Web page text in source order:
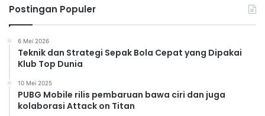
Postingan Populer
6 Mei 2026
Teknik dan Strategi Sepak Bola Cepat yang Dipakai
Klub Top Dunia
10 Mei 2025
PUBG Mobile rilis pembaruan bawa ciri dan juga
kolaborasi Attack on Titan